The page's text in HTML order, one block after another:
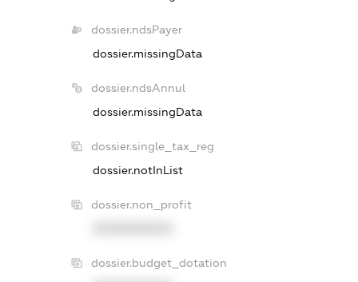
dossier.ndsPayer
dossier.missingData
dossier.ndsAnnul
dossier.missingData
dossier.single_tax_reg
dossier.notInList
dossier.non_profit
dossier.budget_dotation